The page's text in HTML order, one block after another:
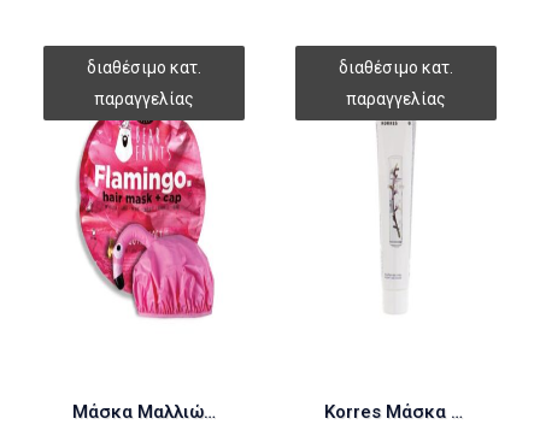
Μάσκα Μαλλιών Bear Fruits “Μαλακά & Απαλά” 20ml + Σκουφάκι φλαμίνγκο Korres Μάσκα Αμύγδαλο & Λινάρι 125ml